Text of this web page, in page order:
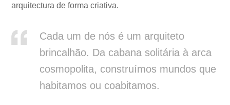
arquitectura de forma criativa.
Cada um de nós é um arquiteto
brincalhão. Da cabana solitária à arca
cosmopolita, construímos mundos que
habitamos ou coabitamos.